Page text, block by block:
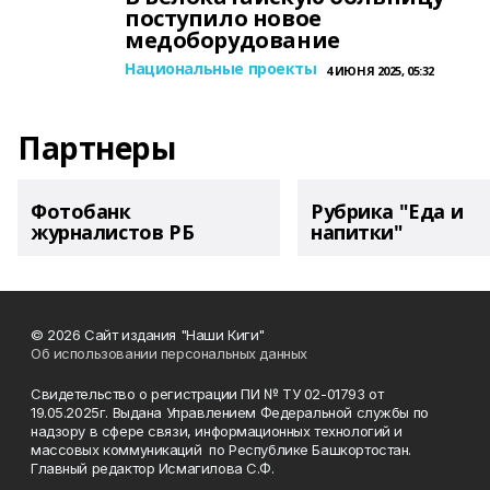
поступило новое
медоборудование
Национальные проекты 4 ИЮНЯ 2025, 05:32
Партнеры
Фотобанк
журналистов РБ
Рубрика "Еда и
напитки"
© 2026 Сайт издания "Наши Киги"
Об использовании персональных данных
Свидетельство о регистрации ПИ № ТУ 02-01793 от
19.05.2025г. Выдана Управлением Федеральной службы по
надзору в сфере связи, информационных технологий и
массовых коммуникаций по Республике Башкортостан.
Главный редактор Исмагилова С.Ф.